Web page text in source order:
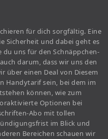
für dich sorgfältig. Eine
Sicherheit und dabei geht es
du uns für den Schnäppchen-
darum, dass wir uns den
über einen Deal von Diesem
Handytarif sein, bei dem im
können, wie zum
Optionen bei
Abo mit tollen
im Blick und
Bereichen schauen wir